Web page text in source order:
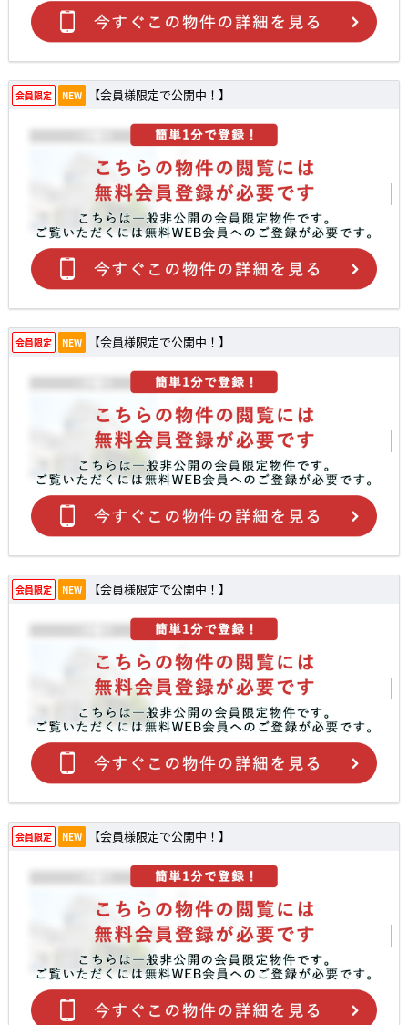
会員限定 NEW 【会員様限定で公開中！】
会員限定 NEW 【会員様限定で公開中！】
会員限定 NEW 【会員様限定で公開中！】
会員限定 NEW 【会員様限定で公開中！】